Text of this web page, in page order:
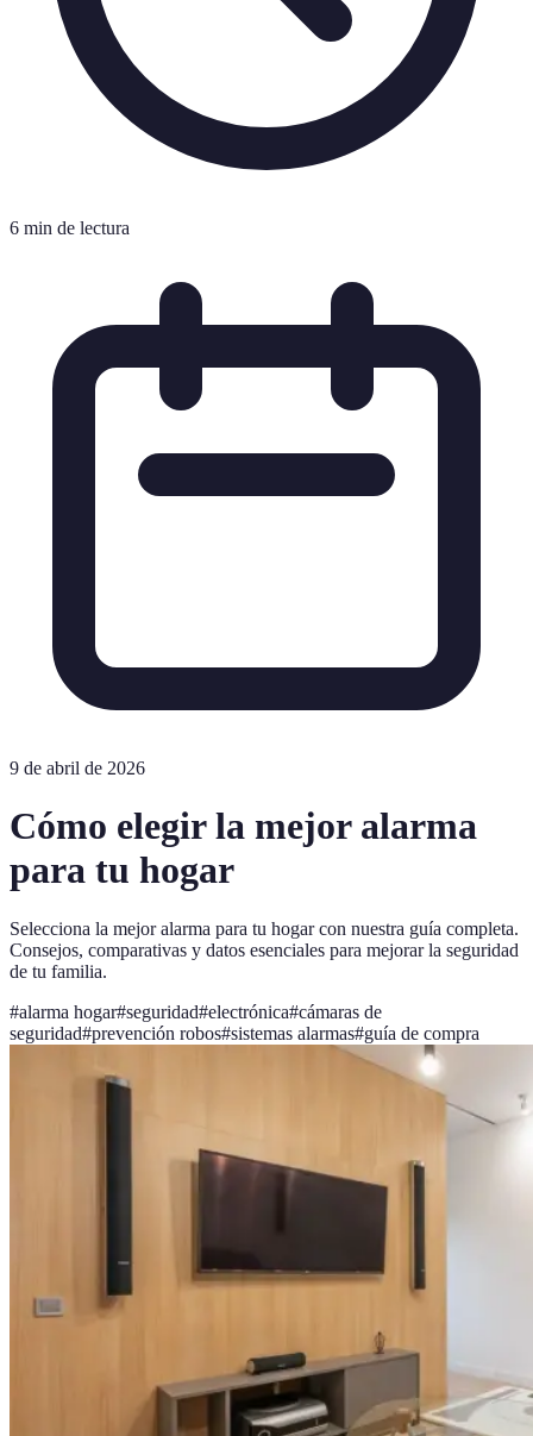
6 min de lectura
9 de abril de 2026
Cómo elegir la mejor alarma
para tu hogar
Selecciona la mejor alarma para tu hogar con nuestra guía completa.
Consejos, comparativas y datos esenciales para mejorar la seguridad
de tu familia.
#alarma hogar#seguridad#electrónica#cámaras de
seguridad#prevención robos#sistemas alarmas#guía de compra